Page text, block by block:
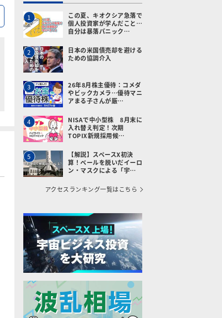
1
この夏、キオクシア急落で
個人投資家が学んだこと…
自分は暴落パニック…
2
日本の米国債売却を避ける
ための協調介入
3
26年8月株主優待：コメダ
やビックカメラ…優待マニ
アまる子さんが厳…
4
NISAで中小型株 8月末に
入れ替え判定！次期
TOPIX新規採用候…
5
【解説】スペースX初決
算！ベールを脱いだイーロ
ン・マスクによる「宇…
アクセスランキング一覧はこちら